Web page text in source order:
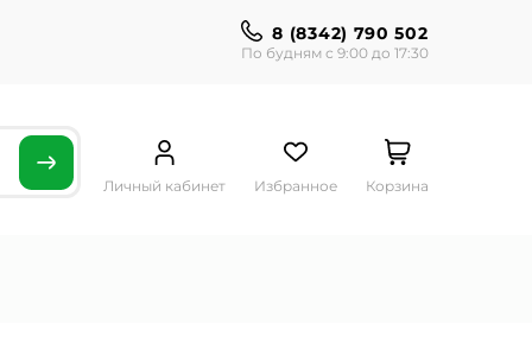
8 (8342) 790 502
По будням с 9:00 до 17:30
Личный кабинет Избранное Корзина